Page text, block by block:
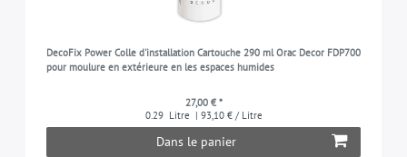
DecoFix Power Colle d'installation Cartouche 290 ml Orac Decor FDP700
pour moulure en extérieure en les espaces humides
27,00 € *
0.29 Litre | 93,10 € / Litre
Dans le panier